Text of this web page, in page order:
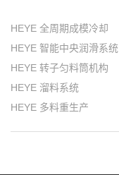
HEYE 全周期成模冷却
HEYE 智能中央润滑系统
HEYE 转子匀料筒机构
HEYE 溜料系统
HEYE 多料重生产